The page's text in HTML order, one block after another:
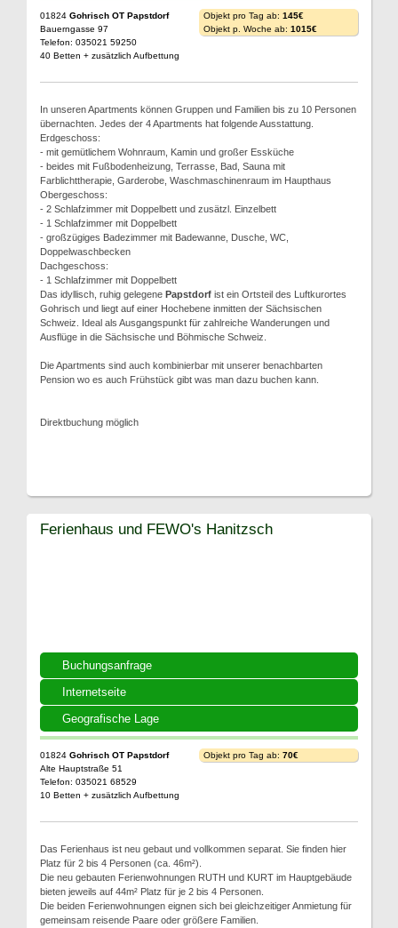
01824 Gohrisch OT Papstdorf
Bauerngasse 97
Telefon: 035021 59250
40 Betten + zusätzlich Aufbettung
Objekt pro Tag ab: 145€
Objekt p. Woche ab: 1015€
In unseren Apartments können Gruppen und Familien bis zu 10 Personen
übernachten. Jedes der 4 Apartments hat folgende Ausstattung.
Erdgeschoss:
- mit gemütlichem Wohnraum, Kamin und großer Essküche
- beides mit Fußbodenheizung, Terrasse, Bad, Sauna mit
Farblichttherapie, Garderobe, Waschmaschinenraum im Haupthaus
Obergeschoss:
- 2 Schlafzimmer mit Doppelbett und zusätzl. Einzelbett
- 1 Schlafzimmer mit Doppelbett
- großzügiges Badezimmer mit Badewanne, Dusche, WC,
Doppelwaschbecken
Dachgeschoss:
- 1 Schlafzimmer mit Doppelbett
Das idyllisch, ruhig gelegene Papstdorf ist ein Ortsteil des Luftkurortes
Gohrisch und liegt auf einer Hochebene inmitten der Sächsischen
Schweiz. Ideal als Ausgangspunkt für zahlreiche Wanderungen und
Ausflüge in die Sächsische und Böhmische Schweiz.
Die Apartments sind auch kombinierbar mit unserer benachbarten
Pension wo es auch Frühstück gibt was man dazu buchen kann.
Direktbuchung möglich
Buchungsanfrage
Internetseite
Geografische Lage
Ferienhaus und FEWO's Hanitzsch
01824 Gohrisch OT Papstdorf
Alte Hauptstraße 51
Telefon: 035021 68529
10 Betten + zusätzlich Aufbettung
Objekt pro Tag ab: 70€
Das Ferienhaus ist neu gebaut und vollkommen separat. Sie finden hier
Platz für 2 bis 4 Personen (ca. 46m²).
Die neu gebauten Ferienwohnungen RUTH und KURT im Hauptgebäude
bieten jeweils auf 44m² Platz für je 2 bis 4 Personen.
Die beiden Ferienwohnungen eignen sich bei gleichzeitiger Anmietung für
gemeinsam reisende Paare oder größere Familien.